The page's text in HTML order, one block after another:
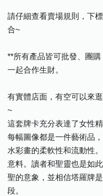
請仔細查看賣場規則，下
合~
**所有產品皆可批發、團
一起合作生財。
有實體店面，有空可以來
~
這套牌卡充分表達了女性
每幅圖像都是一件藝術品
水彩畫的柔軟性和流動性
意料。讀者和聖靈也是如
聖的意象，並相信塔羅牌
段。